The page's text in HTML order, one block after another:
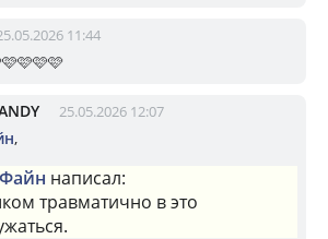
11:44
25.05.2026 12:07
,
написал:
травматично в это